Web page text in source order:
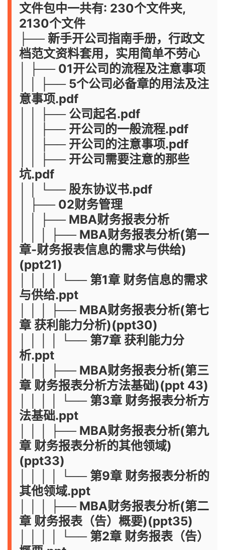
文件包中一共有: 230个文件夹,
2130个文件
├── 新手开公司指南手册，行政文
档范文资料套用，实用简单不劳心
│ ├── 01开公司的流程及注意事项
│ │ ├── 5个公司必备章的用法及注
意事项.pdf
│ │ ├── 公司起名.pdf
│ │ ├── 开公司的一般流程.pdf
│ │ ├── 开公司的注意事项.pdf
│ │ ├── 开公司需要注意的那些
坑.pdf
│ │ └── 股东协议书.pdf
│ ├── 02财务管理
│ │ ├── MBA财务报表分析
│ │ │ ├── MBA财务报表分析(第一
章-财务报表信息的需求与供给)
(ppt21)
│ │ │ │ └── 第1章 财务信息的需求
与供给.ppt
│ │ │ ├── MBA财务报表分析(第七
章 获利能力分析)(ppt30)
│ │ │ │ └── 第7章 获利能力分
析.ppt
│ │ │ ├── MBA财务报表分析(第三
章 财务报表分析方法基础)(ppt 43)
│ │ │ │ └── 第3章 财务报表分析方
法基础.ppt
│ │ │ ├── MBA财务报表分析(第九
章 财务报表分析的其他领域)
(ppt33)
│ │ │ │ └── 第9章 财务报表分析的
其他领域.ppt
│ │ │ ├── MBA财务报表分析(第二
章 财务报表（告）概要)(ppt35)
│ │ │ │ └── 第2章 财务报表（告）